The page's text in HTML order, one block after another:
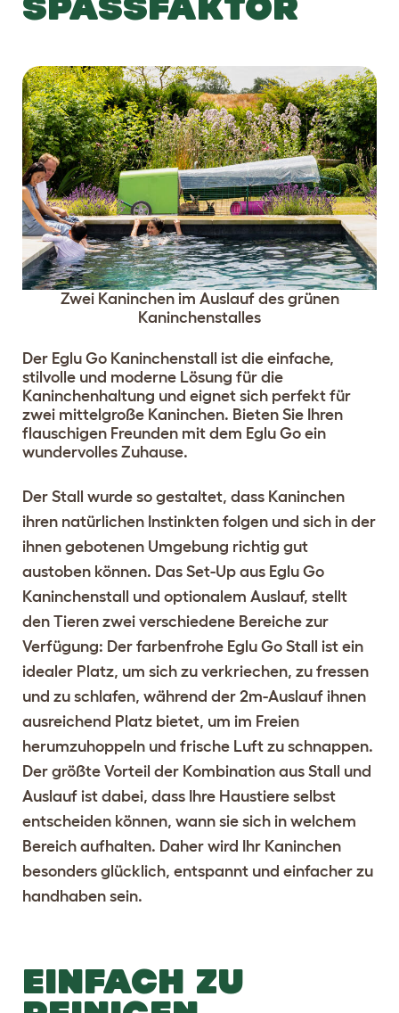
Zwei Kaninchen im Auslauf des grünen
Kaninchenstalles
Der Eglu Go Kaninchenstall ist die einfache,
stilvolle und moderne Lösung für die
Kaninchenhaltung und eignet sich perfekt für
zwei mittelgroße Kaninchen. Bieten Sie Ihren
flauschigen Freunden mit dem Eglu Go ein
wundervolles Zuhause.
Der Stall wurde so gestaltet, dass Kaninchen
ihren natürlichen Instinkten folgen und sich in der
ihnen gebotenen Umgebung richtig gut
austoben können. Das Set-Up aus Eglu Go
Kaninchenstall und optionalem Auslauf, stellt
den Tieren zwei verschiedene Bereiche zur
Verfügung: Der farbenfrohe Eglu Go Stall ist ein
idealer Platz, um sich zu verkriechen, zu fressen
und zu schlafen, während der 2m-Auslauf ihnen
ausreichend Platz bietet, um im Freien
herumzuhoppeln und frische Luft zu schnappen.
Der größte Vorteil der Kombination aus Stall und
Auslauf ist dabei, dass Ihre Haustiere selbst
entscheiden können, wann sie sich in welchem
Bereich aufhalten. Daher wird Ihr Kaninchen
besonders glücklich, entspannt und einfacher zu
handhaben sein.
EINFACH ZU